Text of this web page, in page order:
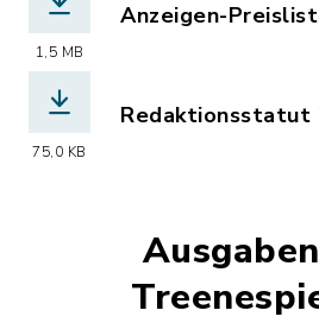
1,5 MB
Anzeigen-
75,0 KB
Redaktionsstatut